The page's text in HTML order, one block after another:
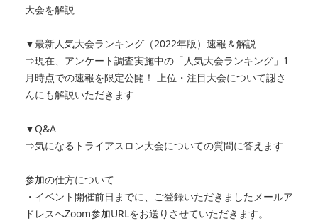
大会を解説
▼最新人気大会ランキング（2022年版）速報＆解説
⇒現在、アンケート調査実施中の「人気大会ランキング」1
月時点での速報を限定公開！ 上位・注目大会について謝さ
んにも解説いただきます
▼Q&A
⇒気になるトライアスロン大会についての質問に答えます
参加の仕方について
・イベント開催前日までに、ご登録いただきましたメールア
ドレスへZoom参加URLをお送りさせていただきます。